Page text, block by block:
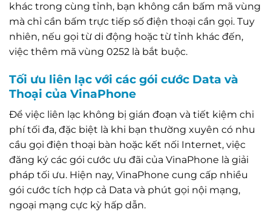
khác trong cùng tỉnh, bạn không cần bấm mã vùng
mà chỉ cần bấm trực tiếp số điện thoại cần gọi. Tuy
nhiên, nếu gọi từ di động hoặc từ tỉnh khác đến,
việc thêm mã vùng 0252 là bắt buộc.
Tối ưu liên lạc với các gói cước Data và
Thoại của VinaPhone
Để việc liên lạc không bị gián đoạn và tiết kiệm chi
phí tối đa, đặc biệt là khi bạn thường xuyên có nhu
cầu gọi điện thoại bàn hoặc kết nối Internet, việc
đăng ký các gói cước ưu đãi của VinaPhone là giải
pháp tối ưu. Hiện nay, VinaPhone cung cấp nhiều
gói cước tích hợp cả Data và phút gọi nội mạng,
ngoại mạng cực kỳ hấp dẫn.